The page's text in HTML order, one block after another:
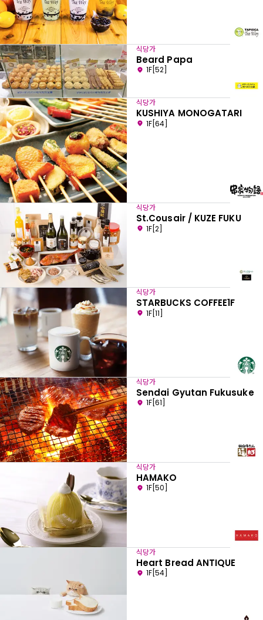
식당가
Beard Papa
1F[52]
식당가
KUSHIYA MONOGATARI
1F[64]
식당가
St.Cousair / KUZE FUKU
1F[2]
식당가
STARBUCKS COFFEE1F
1F[11]
식당가
Sendai Gyutan Fukusuke
1F[61]
식당가
HAMAKO
1F[50]
식당가
Heart Bread ANTIQUE
1F[54]